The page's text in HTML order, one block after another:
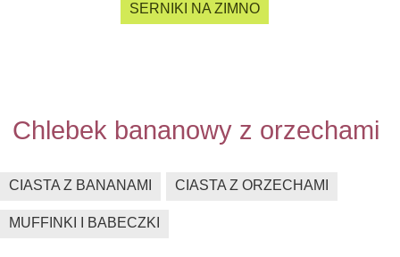
SERNIKI NA ZIMNO
Chlebek bananowy z orzechami
CIASTA Z BANANAMI CIASTA Z ORZECHAMI
MUFFINKI I BABECZKI